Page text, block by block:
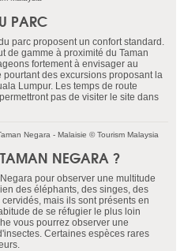
PARC
parc proposent un confort standard.
de gamme à proximité du Taman
fortement à envisager au
des excursions proposant la
Lumpur. Les temps de route
pas de visiter le site dans
NEGARA ?
pour observer une multitude
des éléphants, des singes, des
mais ils sont présents en
de se réfugier le plus loin
vous pourrez observer une
Certaines espèces rares